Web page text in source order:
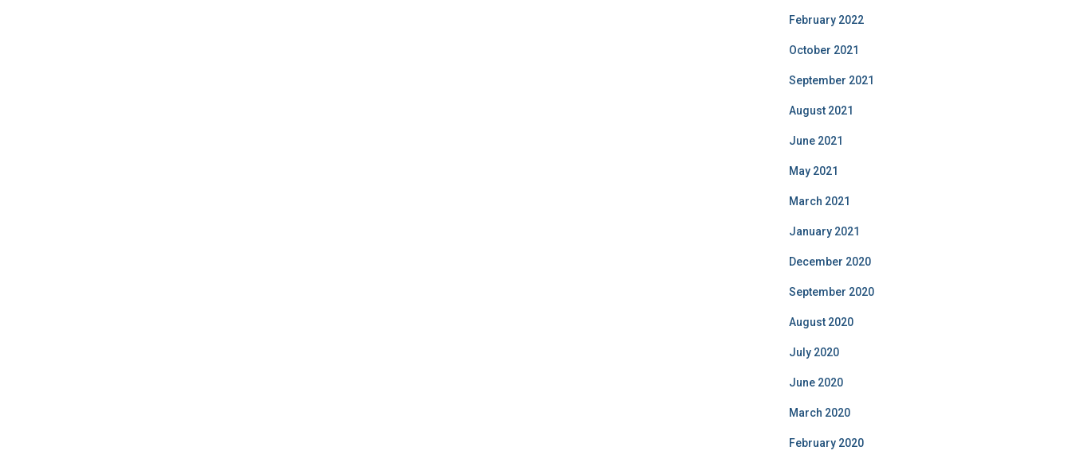
February 2022
October 2021
September 2021
August 2021
June 2021
May 2021
March 2021
January 2021
December 2020
September 2020
August 2020
July 2020
June 2020
March 2020
February 2020